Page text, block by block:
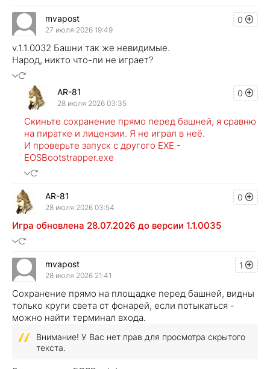
0
mvapost
27 июля 2026 19:49
v.1.1.0032 Башни так же невидимые.
Народ, никто что-ли не играет?
0
AR-81
28 июля 2026 03:35
Скиньте сохранение прямо перед башней, я сравню
на пиратке и лицензии. Я не играл в неё.
И проверьте запуск с другого EXE -
EOSBootstrapper.exe
0
AR-81
28 июля 2026 03:54
Игра обновлена 28.07.2026 до версии 1.1.0035
1
mvapost
28 июля 2026 21:41
Сохранение прямо на площадке перед башней, видны
только круги света от фонарей, если потыкаться -
можно найти терминал входа.
Внимание! У Вас нет прав для просмотра скрытого
текста.